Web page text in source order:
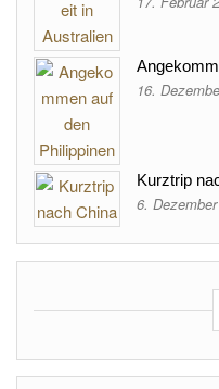
16.
Kurztrip
6.